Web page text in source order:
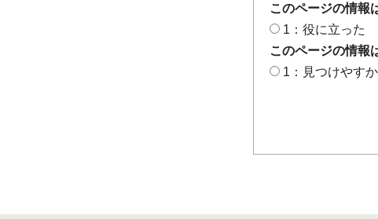
このページの情報
1：役に立った
このページの情報
1：見つけやす